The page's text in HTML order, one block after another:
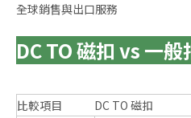
全球銷售與出口服務
DC TO 磁扣 vs 一
比較項目 DC TO 磁扣